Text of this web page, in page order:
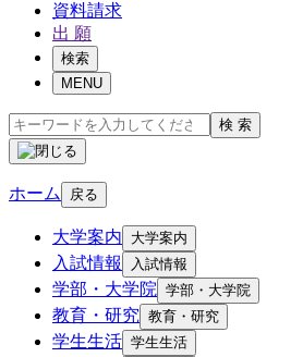
資料請求
出 願
検索
MENU
検 索
ホーム 戻る
大学案内 大学案内
入試情報 入試情報
学部・大学院 学部・大学院
教育・研究 教育・研究
学生生活 学生生活